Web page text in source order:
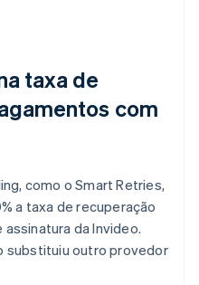
taxa de
com
como o Smart Retries,
a taxa de recuperação
da Invideo.
substituiu outro provedor